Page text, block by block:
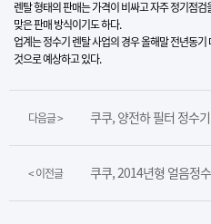
렌탈 형태의 판매는 가격이 비싸고 자주 정기점
맞은 판매 방식이기도 하다.
업계는 정수기 렌탈 사업의 경우 올해말 전년동
것으로 예상하고 있다.​
다음글 > 쿠쿠, 양전하 필터 정수
< 이전글 쿠쿠, 2014년형 얼음정